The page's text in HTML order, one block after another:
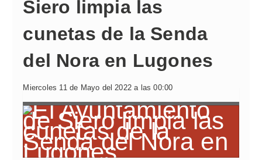
Siero limpia las
cunetas de la Senda
del Nora en Lugones
Miercoles 11 de Mayo del 2022 a las 00:00